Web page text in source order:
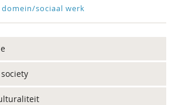
domein/sociaal werk